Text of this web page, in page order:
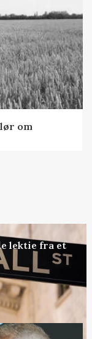
om
lektie fra et